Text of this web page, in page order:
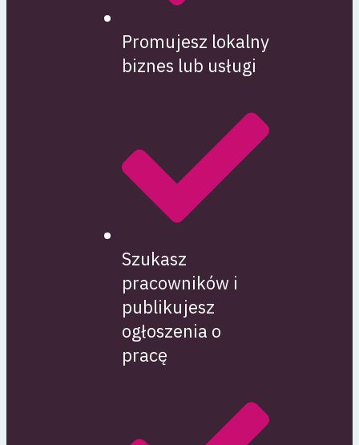
Promujesz lokalny
biznes lub usługi
Szukasz
pracowników i
publikujesz
ogłoszenia o
pracę